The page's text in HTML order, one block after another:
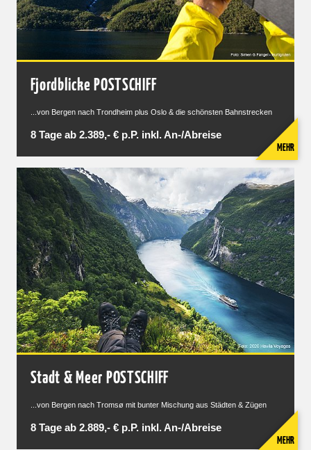
Fjordblicke POSTSCHIFF
...von Bergen nach Trondheim plus Oslo & die schönsten Bahnstrecken
8 Tage ab 2.389,- € p.P. inkl. An-/Abreise
MEHR
Stadt & Meer POSTSCHIFF
...von Bergen nach Tromsø mit bunter Mischung aus Städten & Zügen
8 Tage ab 2.889,- € p.P. inkl. An-/Abreise
MEHR